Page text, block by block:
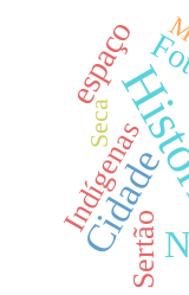
Cidade
espaço
Sertão
Indígenas
Seca